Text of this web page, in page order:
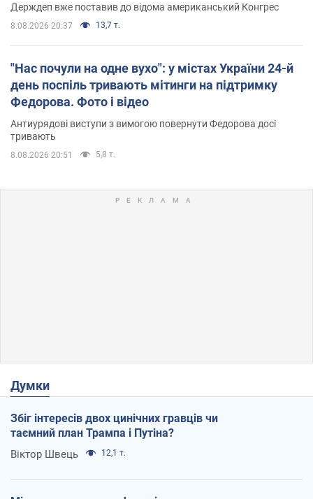
Держдеп вже поставив до відома американський Конгрес
8.08.2026 20:37 13,7 т.
"Нас почули на одне вухо": у містах України 24-й
день поспіль тривають мітинги на підтримку
Федорова. Фото і відео
Антиурядові виступи з вимогою повернути Федорова досі
тривають
8.08.2026 20:51 5,8 т.
Думки
Збіг інтересів двох цинічних гравців чи
таємний план Трампа і Путіна?
Віктор Швець 12,1 т.